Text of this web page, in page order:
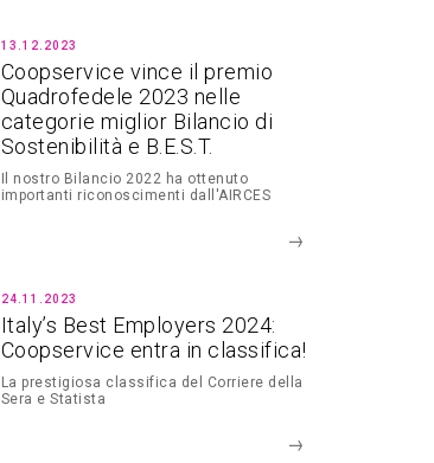
13.12.2023
Coopservice vince il premio
Quadrofedele 2023 nelle
categorie miglior Bilancio di
Sostenibilità e B.E.S.T.
Il nostro Bilancio 2022 ha ottenuto
importanti riconoscimenti dall'AIRCES
24.11.2023
Italy’s Best Employers 2024:
Coopservice entra in classifica!
La prestigiosa classifica del Corriere della
Sera e Statista